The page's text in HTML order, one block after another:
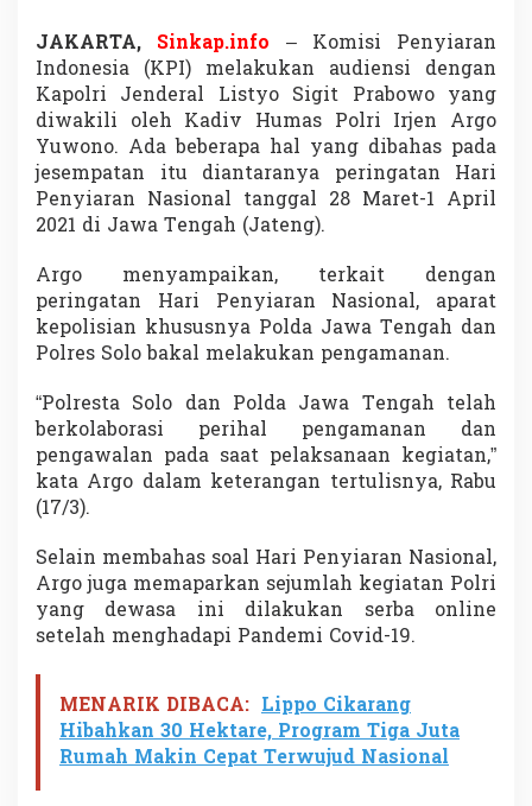
H
a
r
i
P
e
n
y
i
a
a
n
N
a
s
o
n
a
l
JAKARTA, Sinkap.info – Komisi Penyiaran
Indonesia (KPI) melakukan audiensi dengan
Kapolri Jenderal Listyo Sigit Prabowo yang
diwakili oleh Kadiv Humas Polri Irjen Argo
Yuwono. Ada beberapa hal yang dibahas pada
jesempatan itu diantaranya peringatan Hari
Penyiaran Nasional tanggal 28 Maret-1 April
2021 di Jawa Tengah (Jateng).
Argo menyampaikan, terkait dengan
peringatan Hari Penyiaran Nasional, aparat
kepolisian khususnya Polda Jawa Tengah dan
Polres Solo bakal melakukan pengamanan.
“Polresta Solo dan Polda Jawa Tengah telah
berkolaborasi perihal pengamanan dan
pengawalan pada saat pelaksanaan kegiatan,”
kata Argo dalam keterangan tertulisnya, Rabu
(17/3).
Selain membahas soal Hari Penyiaran Nasional,
Argo juga memaparkan sejumlah kegiatan Polri
yang dewasa ini dilakukan serba online
setelah menghadapi Pandemi Covid-19.
MENARIK DIBACA: Lippo Cikarang
Hibahkan 30 Hektare, Program Tiga Juta
Rumah Makin Cepat Terwujud Nasional